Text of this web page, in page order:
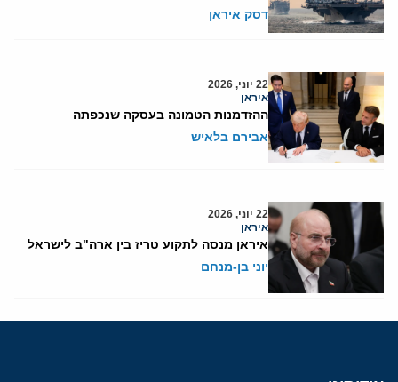
דסק איראן
22 יוני, 2026
איראן
ההזדמנות הטמונה בעסקה שנכפתה
אבירם בלאיש
22 יוני, 2026
איראן
איראן מנסה לתקוע טריז בין ארה"ב לישראל
יוני בן-מנחם